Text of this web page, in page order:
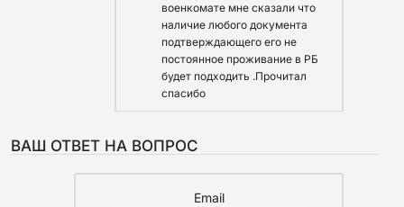
военкомате мне сказали что
наличие любого документа
подтверждающего его не
постоянное проживание в РБ
будет подходить .Прочитал
спасибо
ВАШ ОТВЕТ НА ВОПРОС
Email